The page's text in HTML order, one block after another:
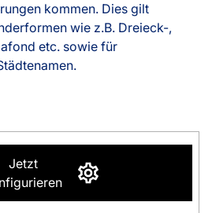
kommen. Dies gilt
wie z.B. Dreieck-,
etc. sowie für
Jetzt